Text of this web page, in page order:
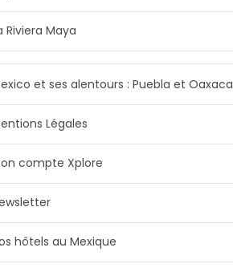
Riviera Maya
et ses alentours : Puebla et Oaxaca
Légales
compte Xplore
hôtels au Mexique